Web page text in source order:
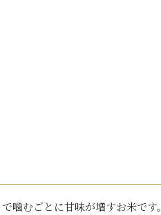
噛むごとに甘味が増すお米です。